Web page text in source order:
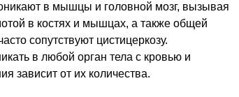
в мышцы и головной мозг, вызывая
в костях и мышцах, а также общей
сопутствуют цистицеркозу.
в любой орган тела с кровью и
зависит от их количества.